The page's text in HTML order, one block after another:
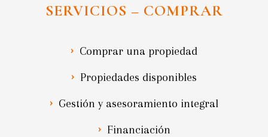
SERVICIOS – COMPRAR
Comprar una propiedad
Propiedades disponibles
Gestión y asesoramiento integral
Financiación